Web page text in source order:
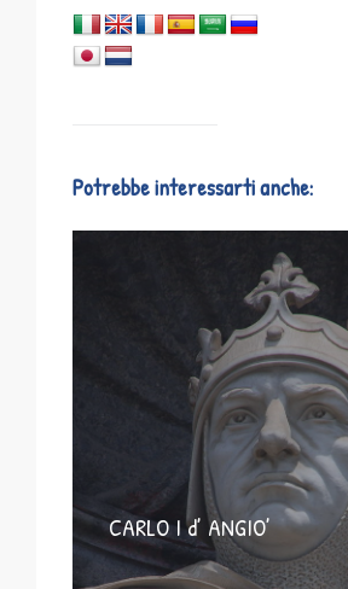
Potrebbe interessarti anche:
CARLO I d’ ANGIO’